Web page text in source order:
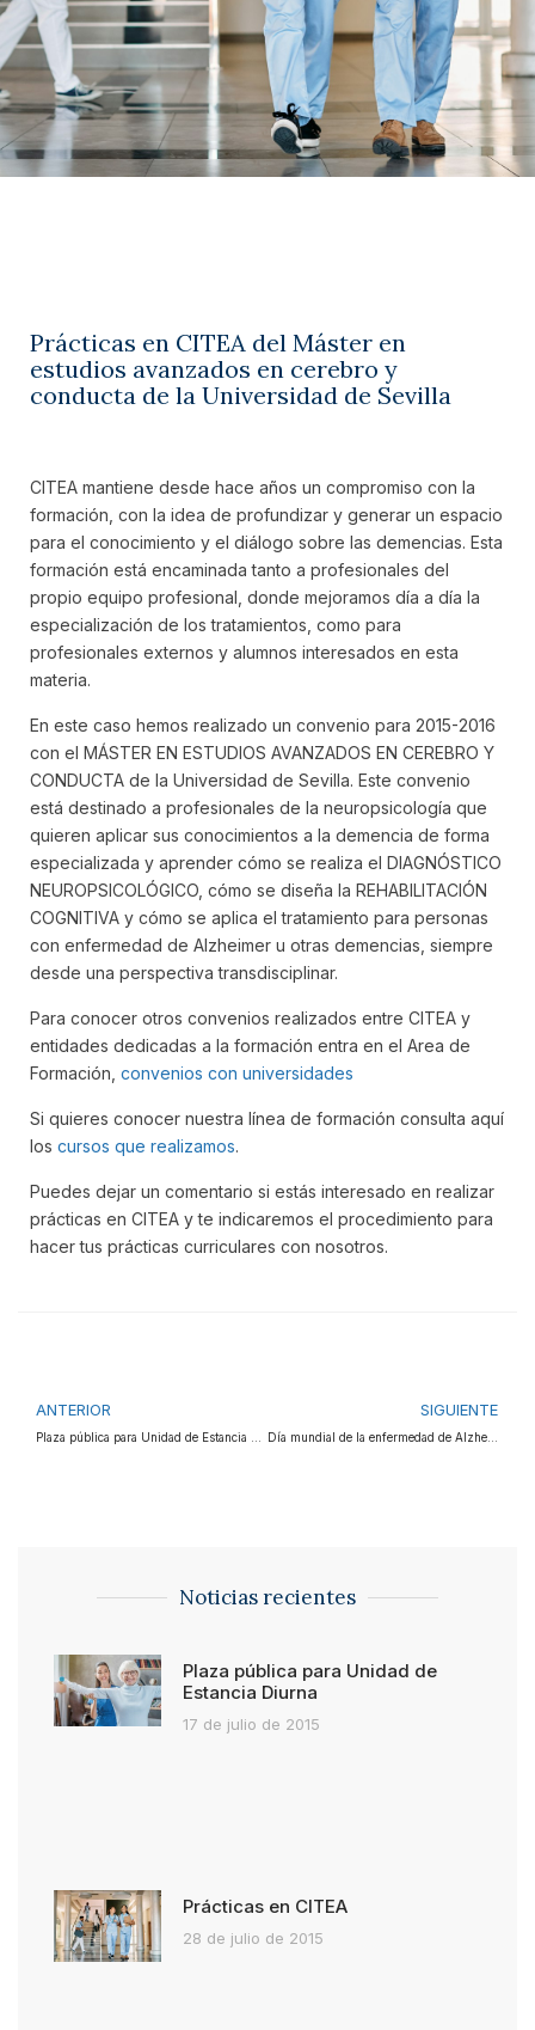
Prácticas en CITEA del Máster en
estudios avanzados en cerebro y
conducta de la Universidad de Sevilla
CITEA mantiene desde hace años un compromiso con la
formación, con la idea de profundizar y generar un espacio
para el conocimiento y el diálogo sobre las demencias. Esta
formación está encaminada tanto a profesionales del
propio equipo profesional, donde mejoramos día a día la
especialización de los tratamientos, como para
profesionales externos y alumnos interesados en esta
materia.
En este caso hemos realizado un convenio para 2015-2016
con el MÁSTER EN ESTUDIOS AVANZADOS EN CEREBRO Y
CONDUCTA de la Universidad de Sevilla. Este convenio
está destinado a profesionales de la neuropsicología que
quieren aplicar sus conocimientos a la demencia de forma
especializada y aprender cómo se realiza el DIAGNÓSTICO
NEUROPSICOLÓGICO, cómo se diseña la REHABILITACIÓN
COGNITIVA y cómo se aplica el tratamiento para personas
con enfermedad de Alzheimer u otras demencias, siempre
desde una perspectiva transdisciplinar.
Para conocer otros convenios realizados entre CITEA y
entidades dedicadas a la formación entra en el Area de
Formación, convenios con universidades
Si quieres conocer nuestra línea de formación consulta aquí
los cursos que realizamos.
Puedes dejar un comentario si estás interesado en realizar
prácticas en CITEA y te indicaremos el procedimiento para
hacer tus prácticas curriculares con nosotros.
ANTERIOR SIGUIENTE
Día mundial de la enfermedad de Alzheimer 2015
Noticias recientes
Plaza pública para Unidad de
Estancia Diurna
17 de julio de 2015
Prácticas en CITEA
28 de julio de 2015